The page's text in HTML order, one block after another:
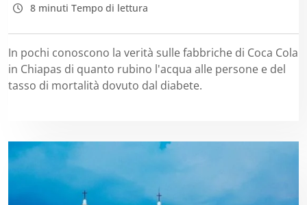
8 minuti Tempo di lettura
In pochi conoscono la verità sulle fabbriche di Coca Cola
in Chiapas di quanto rubino l'acqua alle persone e del
tasso di mortalità dovuto dal diabete.